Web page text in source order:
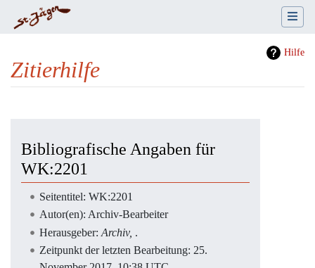
Hilfe
Zitierhilfe
Bibliografische Angaben für
WK:2201
Seitentitel: WK:2201
Autor(en): Archiv-Bearbeiter
Herausgeber: Archiv, .
Zeitpunkt der letzten Bearbeitung: 25.